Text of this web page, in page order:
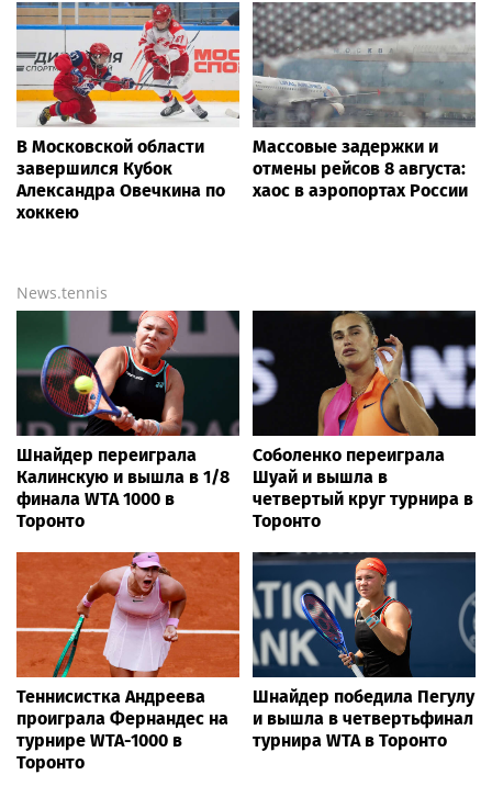
В Московской области
завершился Кубок
Александра Овечкина по
хоккею
Массовые задержки и
отмены рейсов 8 августа:
хаос в аэропортах России
News.tennis
Шнайдер переиграла
Калинскую и вышла в 1/8
финала WTA 1000 в
Торонто
Соболенко переиграла
Шуай и вышла в
четвертый круг турнира в
Торонто
Теннисистка Андреева
проиграла Фернандес на
турнире WTA-1000 в
Торонто
Шнайдер победила Пегулу
и вышла в четвертьфинал
турнира WTA в Торонто